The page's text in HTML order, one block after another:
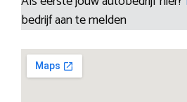
bedrijf aan te melden